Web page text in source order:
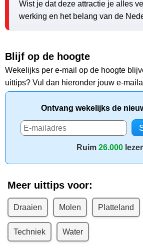
Wist je dat deze attractie je alles
werking en het belang van de
Blijf op de hoogte
Wekelijks per e-mail op de hoogte
uittips? Vul dan hieronder jouw e-
Ontvang wekelijks de
Ruim 26.000
Meer uittips voor:
Draaien Molen Platteland
Techniek Water